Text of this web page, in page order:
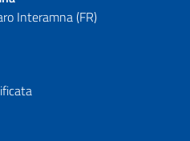
Interamna (FR)